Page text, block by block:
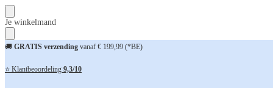
Skip
to
navigation
Skip
to
content
Je winkelmand
🚚 GRATIS verzending vanaf € 199,99 (*BE)
⭐ Klantbeoordeling 9,3/10